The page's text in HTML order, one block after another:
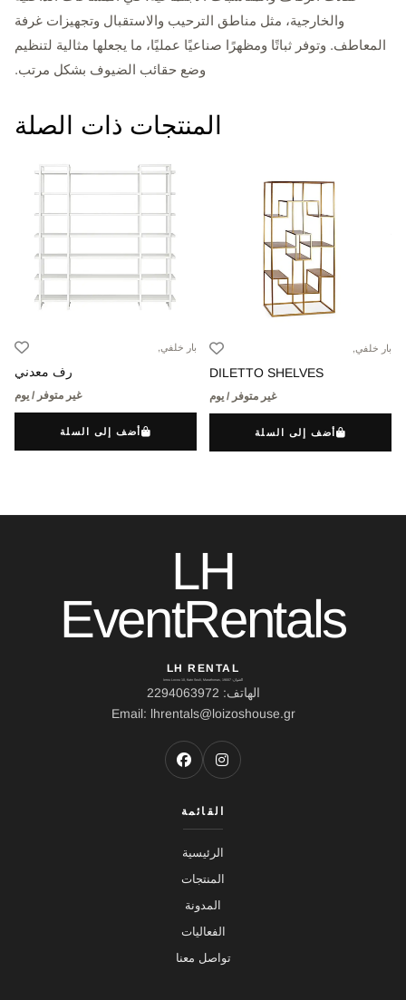
والخارجية، مثل مناطق الترحيب والاستقبال وتجهيزات غرفة
المعاطف. وتوفر ثباتًا ومظهرًا صناعيًا عمليًا، ما يجعلها مثالية لتنظيم
وضع حقائب الضيوف بشكل مرتب.
المنتجات ذات الصلة
بار خلفي,
DILETTO SHELVES
غير متوفر / يوم
أضف إلى السلة
بار خلفي,
رف معدني
غير متوفر / يوم
أضف إلى السلة
LH
EventRentals
LH RENTAL
العنوان: Ierou Loxou 10, Kato Souli, Marathonas, 19007
الهاتف: 2294063972
Email: lhrentals@loizoshouse.gr
القائمة
الرئيسية
المنتجات
المدونة
الفعاليات
تواصل معنا